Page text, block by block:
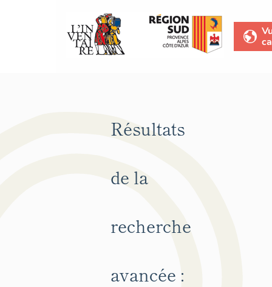
Résultats
de la
recherche
avancée :